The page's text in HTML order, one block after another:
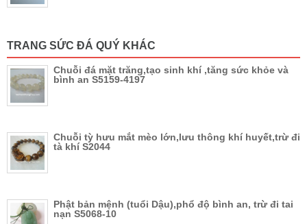
TRANG SỨC ĐÁ QUÝ KHÁC
Chuỗi đá mặt trăng,tạo sinh khí ,tăng sức khỏe và
bình an S5159-4197
Chuỗi tỳ hưu mắt mèo lớn,lưu thông khí huyết,trừ đi
tà khí S2044
Phật bản mệnh (tuổi Dậu),phổ độ bình an, trừ đi tai
nạn S5068-10